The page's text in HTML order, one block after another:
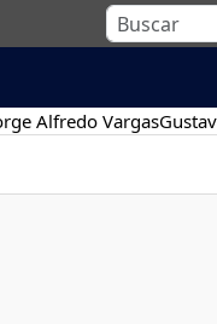
Alfredo Vargas